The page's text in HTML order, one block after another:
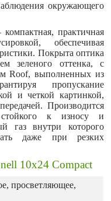
окружающего
практичная
обеспечивая
Покрыта оптика
зеленого оттенка, с
Roof, выполненных из
пропускание
и четкой картинкой,
Производится
к износу и
газ внутри которого
даже при резких
10x24 Compact
просветляющее,